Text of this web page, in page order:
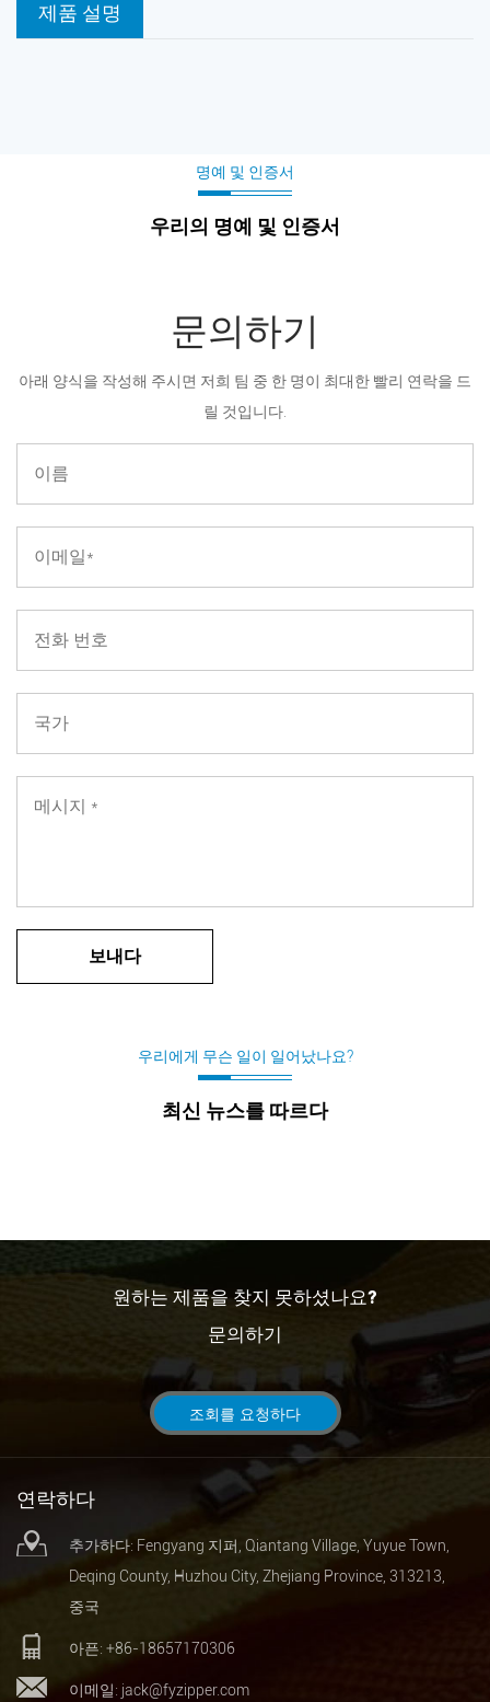
제품 설명
명예 및 인증서
우리의 명예 및 인증서
문의하기
아래 양식을 작성해 주시면 저희 팀 중 한 명이 최대한 빨리 연락을 드
릴 것입니다.
우리에게 무슨 일이 일어났나요?
최신 뉴스를 따르다
원하는 제품을 찾지 못하셨나요?
문의하기
조회를 요청하다
연락하다
추가하다: Fengyang 지퍼, Qiantang Village, Yuyue Town,
Deqing County, Huzhou City, Zhejiang Province, 313213,
중국
아픈: +86-18657170306
이메일: jack@fyzipper.com